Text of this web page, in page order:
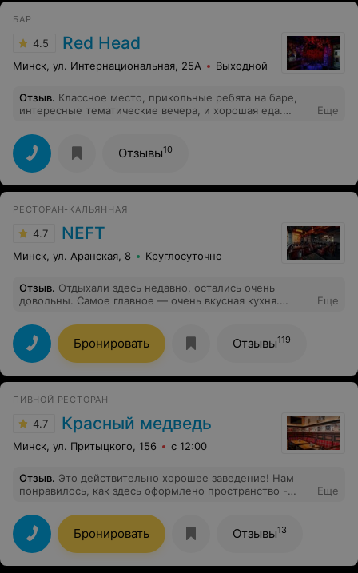
БАР
4.5 Red Head
Минск, ул. Интернациональная, 25А Выходной
Отзыв. Классное место, прикольные ребята на баре,
интересные тематические вечера, и хорошая еда.
сердечке
Еще
Отзывы10
РЕСТОРАН-КАЛЬЯННАЯ
4.7 NEFT
Минск, ул. Аранская, 8 Круглосуточно
Отзыв. Отдыхали здесь недавно, остались очень
довольны. Самое главное — очень вкусная кухня.
хочу похвалить ненавязчивый сервис: персонал
вежливый, но при этом не стоит над душой, не
отвлекает, все просьбы выполняют быстро и
незаметно. Атмосфера расслабленная, тебя не
торопят, но и не забывают. В общем, идеальное место,
Обязательно вернёмся!
Еще
Бронировать Отзывы119
ПИВНОЙ РЕСТОРАН
4.7 Красный медведь
Минск, ул. Притыцкого, 156 с 12:00
Отзыв. Это действительно хорошее заведение! Нам
понравилось, как здесь оформлено пространство -
делают наше время здесь комфортным.
Еще
Бронировать Отзывы13